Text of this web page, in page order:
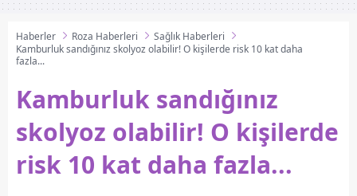
Haberler Roza Haberleri
Sağlık Haberleri
Kamburluk sandığınız skolyoz olabilir! O kişilerde risk 10 kat daha
fazla...
Kamburluk sandığınız
skolyoz olabilir! O kişilerde
risk 10 kat daha fazla...